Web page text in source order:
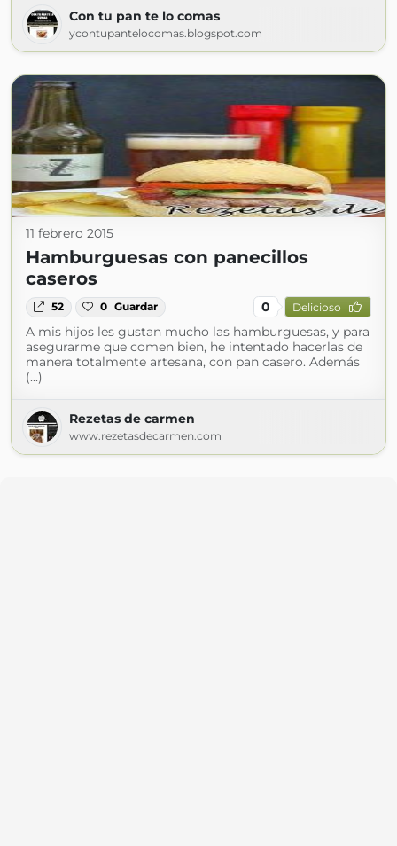
Con tu pan te lo comas
ycontupantelocomas.blogspot.com
11 febrero 2015
Hamburguesas con panecillos
caseros
52 0 Guardar 0 Delicioso
A mis hijos les gustan mucho las hamburguesas, y para
asegurarme que comen bien, he intentado hacerlas de
manera totalmente artesana, con pan casero. Además
(...)
Rezetas de carmen
www.rezetasdecarmen.com